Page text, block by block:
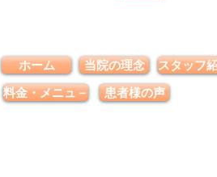
ホーム 当院の理念
スタッフ
料金・メニュ－
患者様の声